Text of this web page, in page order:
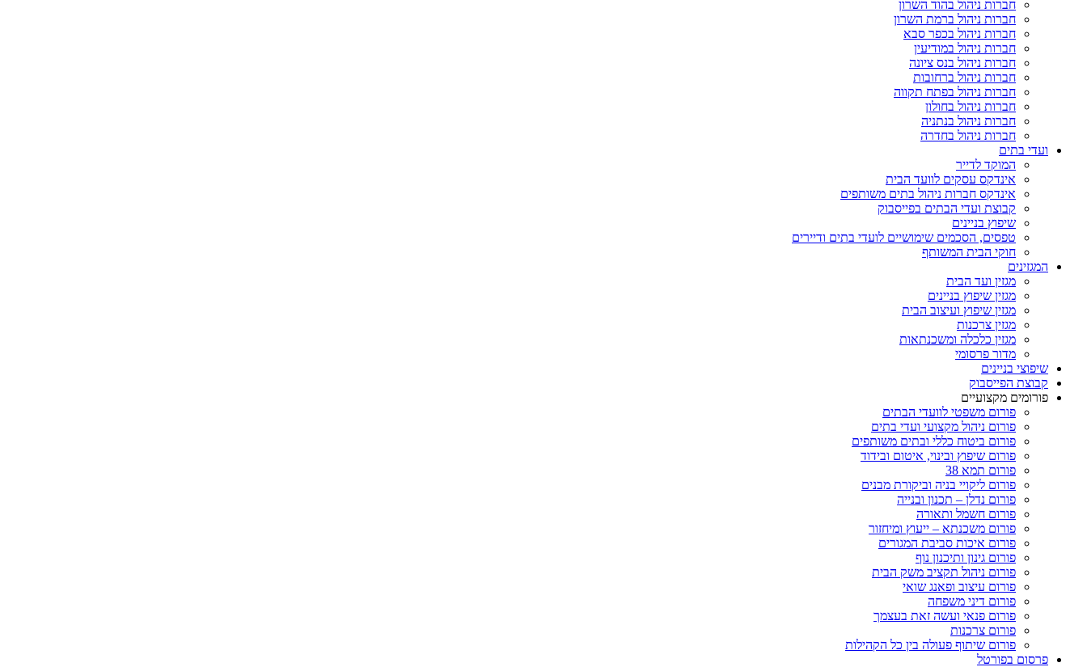
חברות ניהול בהוד השרון
חברות ניהול ברמת השרון
חברות ניהול בכפר סבא
חברות ניהול במודיעין
חברות ניהול בנס ציונה
חברות ניהול ברחובות
חברות ניהול בפתח תקווה
חברות ניהול בחולון
חברות ניהול בנתניה
חברות ניהול בחדרה
ועדי בתים
המוקד לדייר
אינדקס עסקים לוועד הבית
אינדקס חברות ניהול בתים משותפים
קבוצת ועדי הבתים בפייסבוק
שיפוץ בניינים
טפסים, הסכמים שימושיים לועדי בתים ודיירים
חוקי הבית המשותף
המגזינים
מגזין ועד הבית
מגזין שיפוץ בניינים
מגזין שיפוץ ועיצוב הבית
מגזין צרכנות
מגזין כלכלה ומשכנתאות
מדור פרסומי
שיפוצי בניינים
קבוצת הפייסבוק
פורומים מקצועיים
פורום משפטי לוועדי הבתים
פורום ניהול מקצועי ועדי בתים
פורום ביטוח כללי ובתים משותפים
פורום שיפוץ ובינוי, איטום ובידוד
פורום תמא 38
פורום ליקויי בניה וביקורת מבנים
פורום נדלן – תכנון ובנייה
פורום חשמל ותאורה
פורום משכנתא – ייעוץ ומיחזור
פורום איכות סביבת המגורים
פורום גינון ותיכנון נוף
פורום ניהול תקציב משק הבית
פורום עיצוב ופאנג שואי
פורום דיני משפחה
פורום פנאי ועשה זאת בעצמך
פורום צרכנות
פורום שיתוף פעולה בין כל הקהילות
פרסום בפורטל